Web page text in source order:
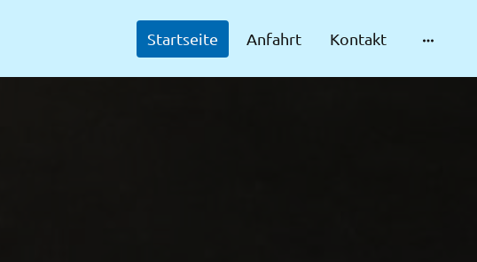
Startseite Anfahrt Kontakt